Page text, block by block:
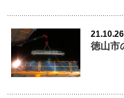
21.10.26
徳山市